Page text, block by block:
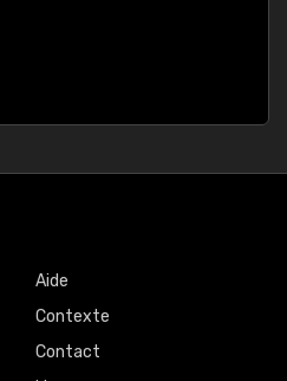
Aide
Contexte
Contact